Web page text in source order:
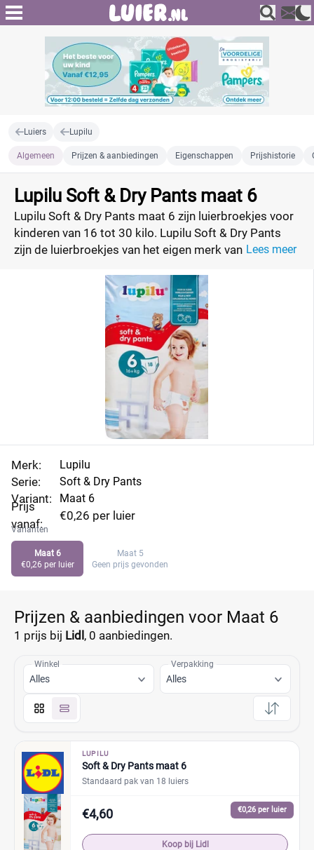
Luiers Lupilu
Algemeen Prijzen & aanbiedingen Eigenschappen Prijshistorie
Lupilu Soft & Dry Pants maat 6
Lupilu Soft & Dry Pants maat 6 zijn luierbroekjes voor
kinderen van 16 tot 30 kilo. Lupilu Soft & Dry Pants
zijn de luierbroekjes van het eigen merk van Lidl,Lees meer
Merk:
Serie:
Variant:
Prijs
vanaf:
Lupilu
Soft & Dry Pants
Maat 6
€0,26 per luier
Varianten
Maat 6
€0,26 per luier
Maat 5
Geen prijs gevonden
Prijzen & aanbiedingen voor Maat 6
1 prijs bij Lidl , 0 aanbiedingen.
Winkel
Alles
Verpakking
Alles
LUPILU
Soft & Dry Pants maat 6
Standaard pak van 18 luiers
€0,26 per luier
€4,60
Koop bij Lidl